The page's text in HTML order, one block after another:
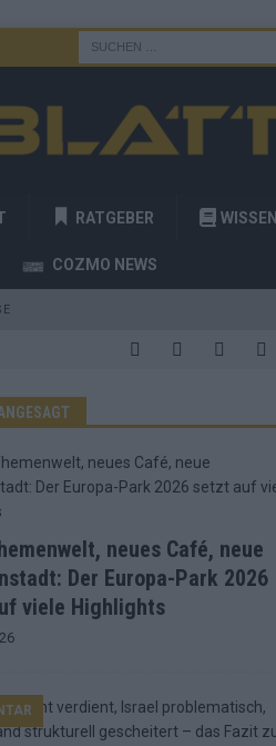
RATGEBER WISSEN
COZMO NEWS
neues Café, neue
Der Europa-Park 2026
viele Highlights